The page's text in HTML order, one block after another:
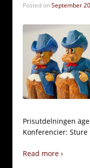
Posted onSeptember
Prisutdelningen
Konferencier:
Read more ›